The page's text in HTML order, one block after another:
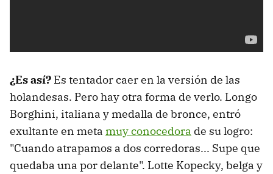
¿Es así? Es tentador caer en la versión de las
holandesas. Pero hay otra forma de verlo. Longo
Borghini, italiana y medalla de bronce, entró
exultante en meta muy conocedora de su logro:
"Cuando atrapamos a dos corredoras... Supe que
quedaba una por delante". Lotte Kopecky, belga y